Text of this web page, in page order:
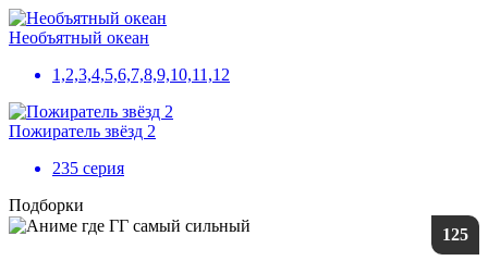
Необъятный океан
1,2,3,4,5,6,7,8,9,10,11,12
Пожиратель звёзд 2
235 серия
Подборки
125